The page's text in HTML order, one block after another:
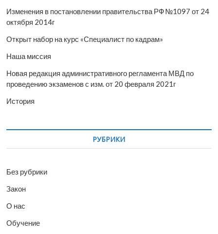
Изменения в постановлении правительства РФ №1097 от 24
октября 2014г
Открыт набор на курс «Специалист по кадрам»
Наша миссия
Новая редакция административного регламента МВД по
проведению экзаменов с изм. от 20 февраля 2021г
История
РУБРИКИ
Без рубрики
Закон
О нас
Обучение